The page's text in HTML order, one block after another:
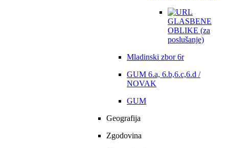
GLASBENE
OBLIKE (za
poslušanje)
Mladinski zbor 6r
GUM 6.a, 6.b,6.c,6.d /
NOVAK
GUM
Geografija
Zgodovina